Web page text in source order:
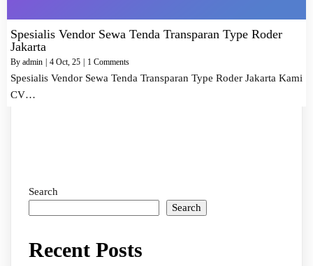
Spesialis Vendor Sewa Tenda Transparan Type Roder
Jakarta
By admin 4 Oct, 25 1 Comments
Spesialis Vendor Sewa Tenda Transparan Type Roder Jakarta Kami
CV…
Search
Search
Recent Posts